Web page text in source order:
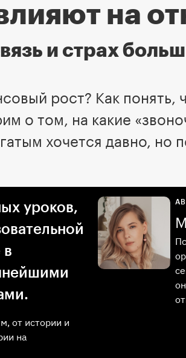
на
и cтрах
рост? Как понять,
о том, на какие
хочется давно, но
уроков,
в
от истории и
на